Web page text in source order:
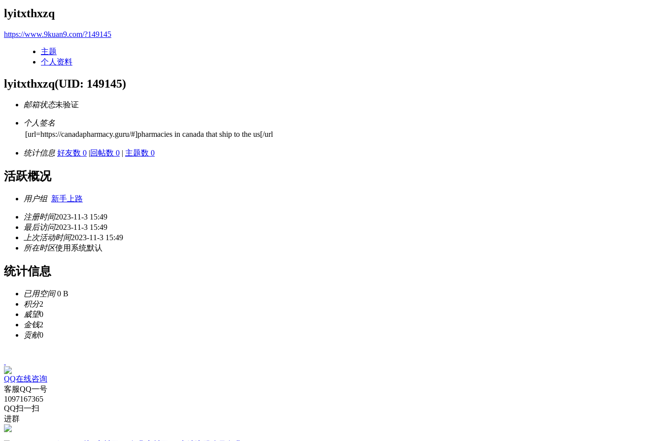
lyitxthxzq
https://www.9kuan9.com/?149145
主题
个人资料
lyitxthxzq(UID: 149145)
邮箱状态未验证
个人签名
[url=https://canadapharmacy.guru/#]pharmacies in canada that ship to the us[/url
统计信息 好友数 0 |回帖数 0 | 主题数 0
活跃概况
用户组 新手上路
注册时间2023-11-3 15:49
最后访问2023-11-3 15:49
上次活动时间2023-11-3 15:49
所在时区使用系统默认
统计信息
已用空间0 B
积分2
威望0
金钱2
贡献0
QQ在线咨询
客服QQ一号
1097167365
QQ扫一扫
进群